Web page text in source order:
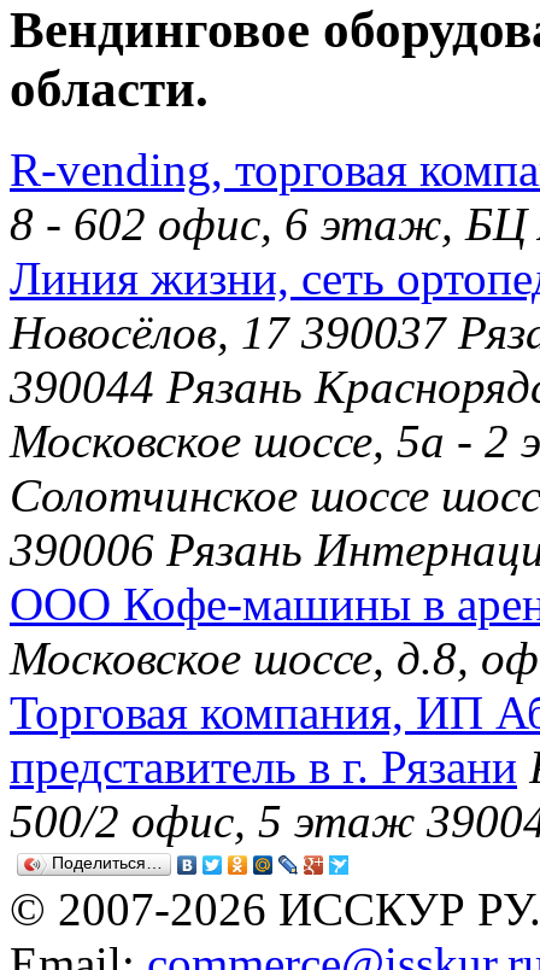
Вендинговое
области.
R-vending, торговая
8 - 602 офис, 6 этаж, БЦ
Линия жизни, сеть
Новосёлов, 17 390037
390044 Рязань
Московское шоссе, 5а -
Солотчинское шоссе
390006 Рязань
ООО Кофе-машины в
Московское шоссе, д.8,
Торговая компания, ИП
представитель в г. Рязани
500/2 офис, 5 этаж
Поделиться…
© 2007-2026 ИССКУР РУ.